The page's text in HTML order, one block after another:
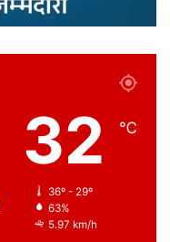
32 ℃
36º - 29º
63%
5.97 km/h